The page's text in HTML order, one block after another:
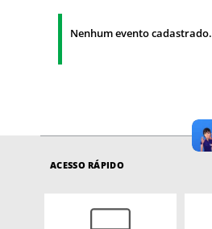
Nenhum evento cadastrado.
ACESSO RÁPIDO